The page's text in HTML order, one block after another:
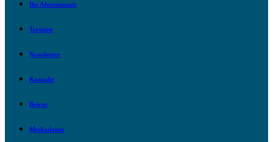
Ihr Abonnement
Termine
Newsletter
Kontakt
Beirat
Mediadaten